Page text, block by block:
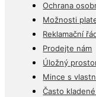
Ochrana
Možnosti
Reklamační
Prodejte nám
Úložný
Mince s
Často